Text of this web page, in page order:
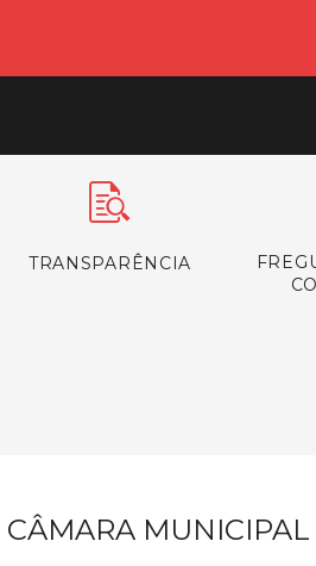
TRANSPARÊNCIA
CÂMARA MUNICIPAL